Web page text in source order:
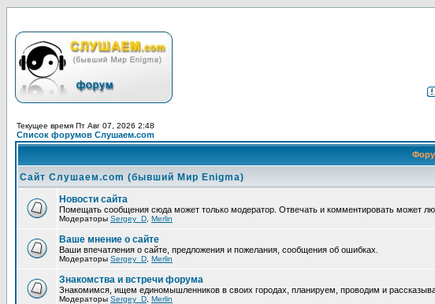
Текущее время Пт Авг 07, 2026 2:48
Список форумов Слушаем.com
Сайт Слушаем.com (бывший Мир Enigma)
Новости сайта
Помещать сообщения сюда может только модератор. Отвечать и комментировать может
Модераторы Sergey_D Merlin
Ваше мнение о сайте
Ваши впечатления о сайте, предложения и пожелания, сообщения об ошибках.
Модераторы Sergey_D Merlin
Знакомства и встречи форума
Знакомимся, ищем единомышленников в своих городах, планируем, проводим и
Модераторы Sergey_D Merlin